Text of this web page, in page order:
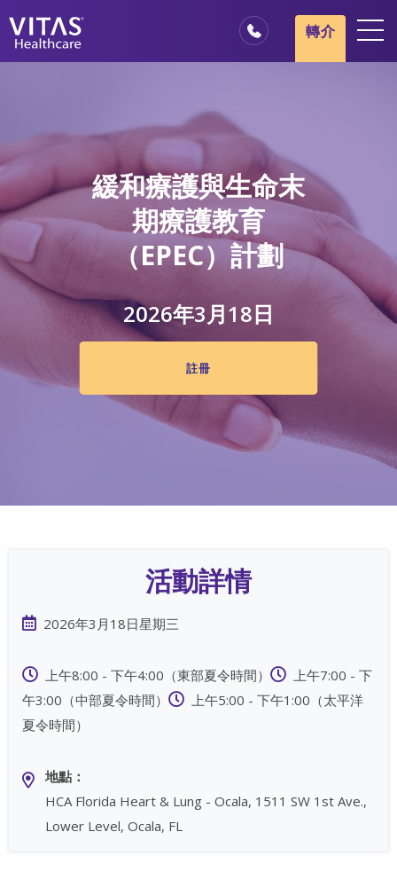
安寧療護基本概述
醫療服務專業人員
家庭與照顧者
轉介
緩和療護與生命末
期療護教育
（EPEC）計劃
2026年3月18日
註冊
活動詳情
2026年3月18日星期三
上午8:00 - 下午4:00（東部夏令時間）
上午7:00 - 下
午3:00（中部夏令時間）
上午5:00 - 下午1:00（太平洋
夏令時間）
地點：
HCA Florida Heart & Lung - Ocala, 1511 SW 1st Ave.,
Lower Level, Ocala, FL